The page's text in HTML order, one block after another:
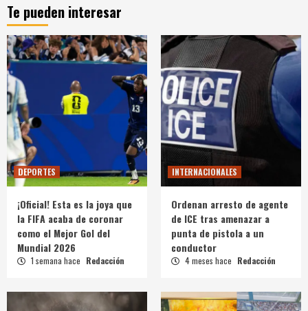
Te pueden interesar
DEPORTES
¡Oficial! Esta es la joya que
la FIFA acaba de coronar
como el Mejor Gol del
Mundial 2026
1 semana hace Redacción
INTERNACIONALES
Ordenan arresto de agente
de ICE tras amenazar a
punta de pistola a un
conductor
4 meses hace Redacción